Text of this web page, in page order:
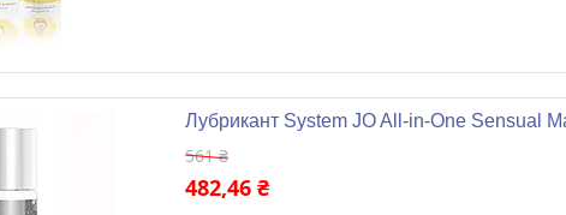
Лубрикант System JO All-in-One Sensual
561 ₴
482,46 ₴